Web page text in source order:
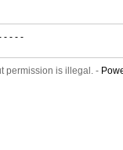
- - - -
permission is illegal. -